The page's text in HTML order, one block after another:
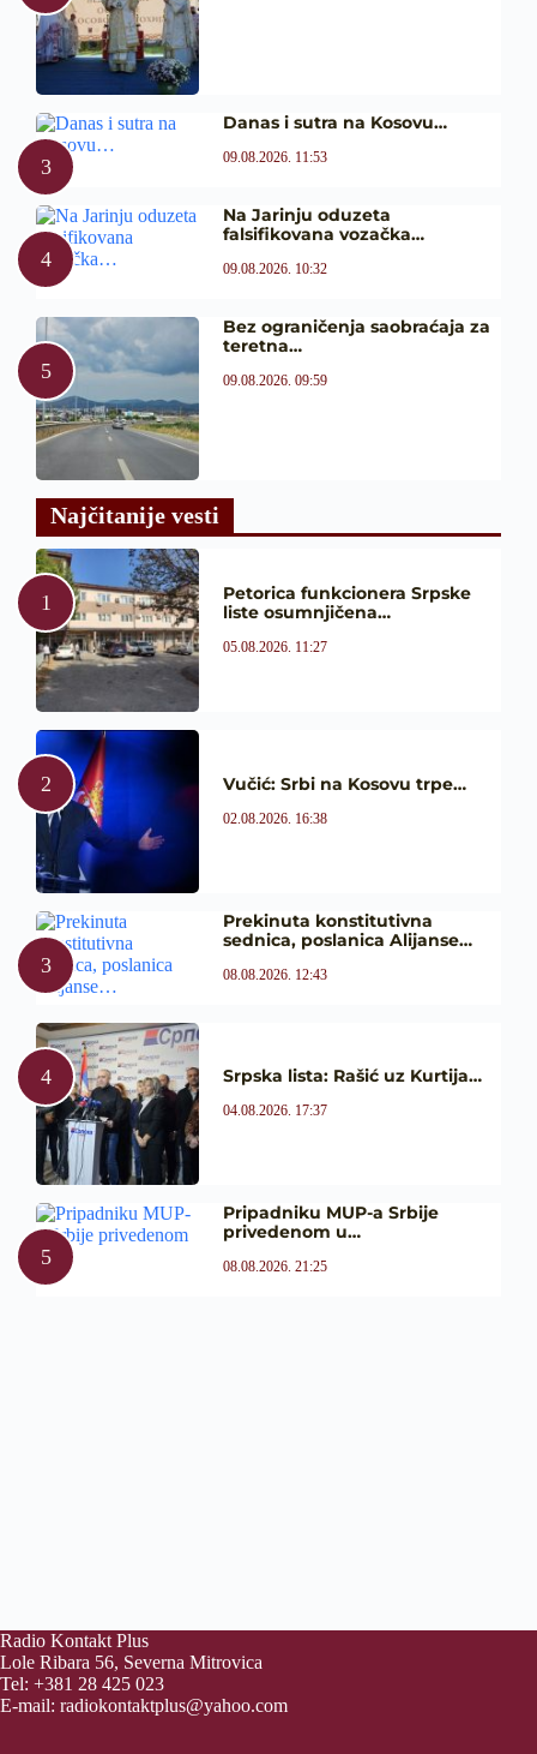
Danas i sutra na Kosovu…
09.08.2026. 11:53
Na Jarinju oduzeta
falsifikovana vozačka…
09.08.2026. 10:32
Bez ograničenja saobraćaja za
teretna…
09.08.2026. 09:59
Najčitanije vesti
Petorica funkcionera Srpske
liste osumnjičena…
05.08.2026. 11:27
Vučić: Srbi na Kosovu trpe…
02.08.2026. 16:38
Prekinuta konstitutivna
sednica, poslanica Alijanse…
08.08.2026. 12:43
Srpska lista: Rašić uz Kurtija…
04.08.2026. 17:37
Pripadniku MUP-a Srbije
privedenom u…
08.08.2026. 21:25
Radio Kontakt Plus
Lole Ribara 56, Severna Mitrovica
Tel: +381 28 425 023
E-mail: radiokontaktplus@yahoo.com